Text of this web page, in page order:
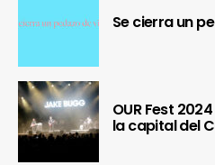
Se cierra un
OUR Fest
la capital del